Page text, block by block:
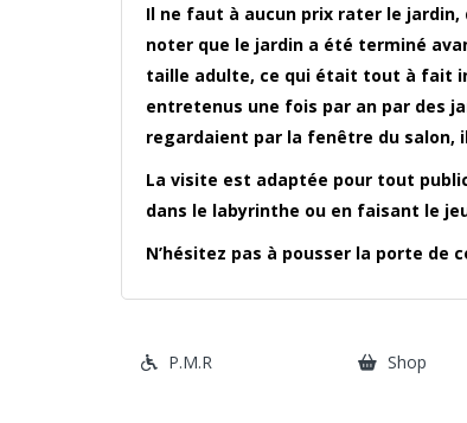
Il ne faut à aucun prix rater le
noter que le jardin a été terminé
taille adulte, ce qui était tout à fait
entretenus une fois par an par des
regardaient par la fenêtre du salon,
La visite est adaptée pour tout
dans le labyrinthe ou en faisant le
N’hésitez pas à pousser la porte de
P.M.R Shop